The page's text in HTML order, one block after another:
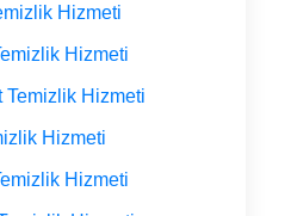
Hizmeti
Hizmeti
Temizlik Hizmeti
Hizmeti
Hizmeti